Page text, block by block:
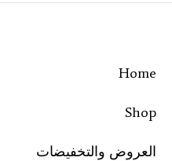
Home
Shop
العروض والتخفيضات